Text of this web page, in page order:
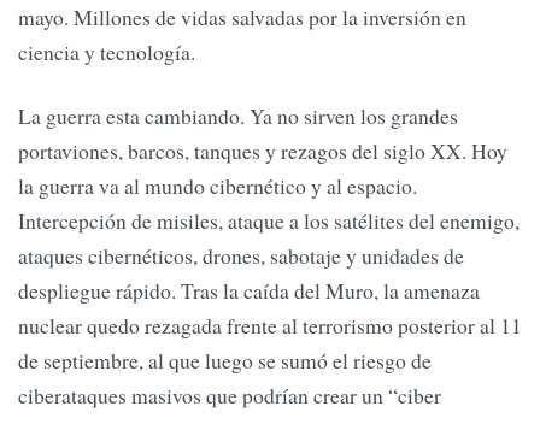
mayo. Millones de vidas salvadas por la inversión en
ciencia y tecnología.
La guerra esta cambiando. Ya no sirven los grandes
portaviones, barcos, tanques y rezagos del siglo XX. Hoy
la guerra va al mundo cibernético y al espacio.
Intercepción de misiles, ataque a los satélites del enemigo,
ataques cibernéticos, drones, sabotaje y unidades de
despliegue rápido. Tras la caída del Muro, la amenaza
nuclear quedo rezagada frente al terrorismo posterior al 11
de septiembre, al que luego se sumó el riesgo de
ciberataques masivos que podrían crear un “ciber